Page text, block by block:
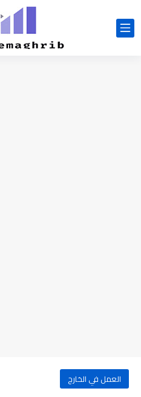
العمل في الخارج